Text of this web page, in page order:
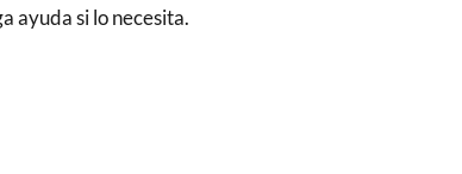
ayuda si lo necesita.